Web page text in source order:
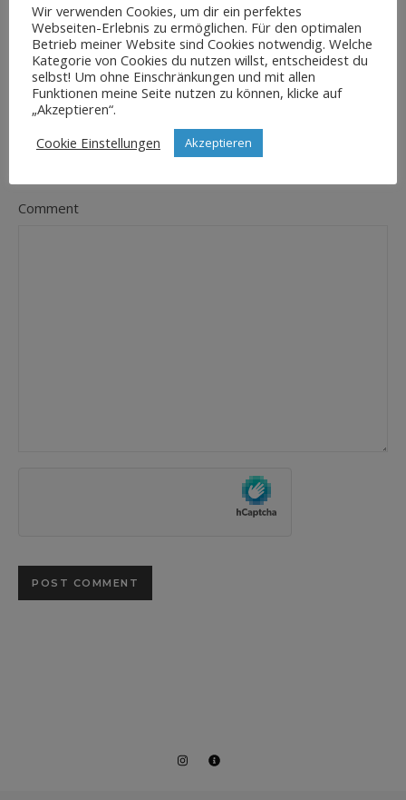
E-Mail-Adresse*
Comment
Wir verwenden Cookies, um dir ein perfektes
Webseiten-Erlebnis zu ermöglichen. Für den optimalen
Betrieb meiner Website sind Cookies notwendig. Welche
Kategorie von Cookies du nutzen willst, entscheidest du
selbst! Um ohne Einschränkungen und mit allen
Funktionen meine Seite nutzen zu können, klicke auf
„Akzeptieren“.
Cookie Einstellungen
Akzeptieren